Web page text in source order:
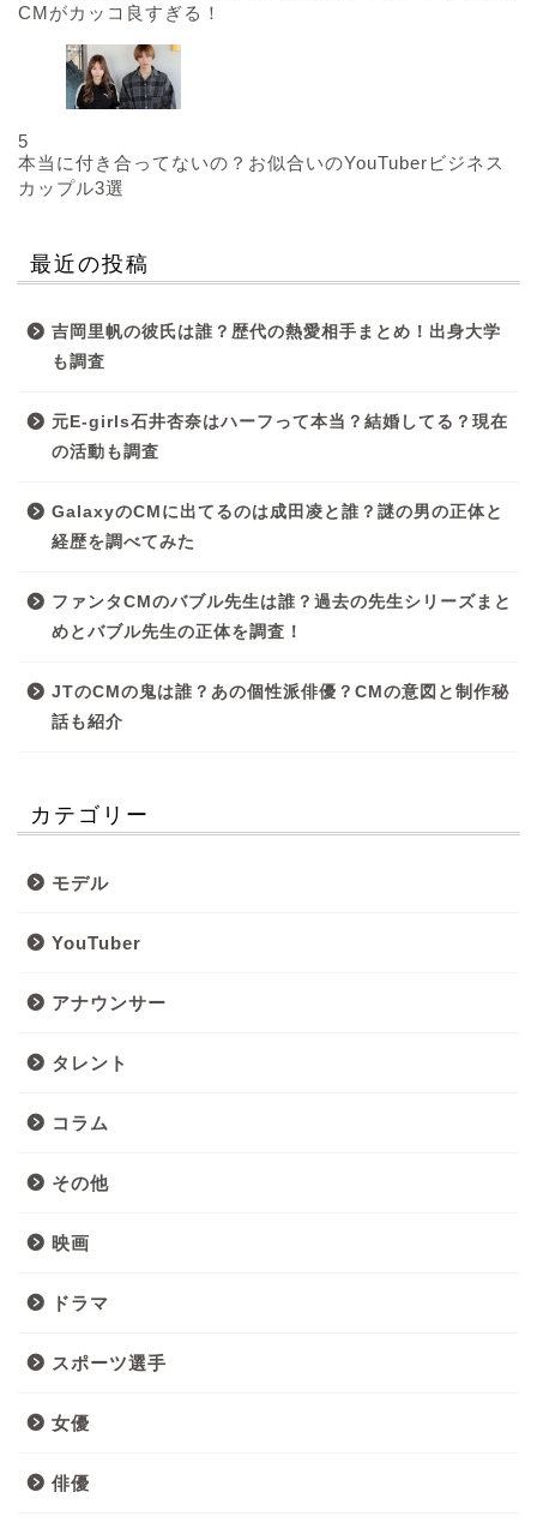
CMがカッコ良すぎる！
5
本当に付き合ってないの？お似合いのYouTuberビジネス
カップル3選
最近の投稿
吉岡里帆の彼氏は誰？歴代の熱愛相手まとめ！出身大学
も調査
元E-girls石井杏奈はハーフって本当？結婚してる？現在
の活動も調査
GalaxyのCMに出てるのは成田凌と誰？謎の男の正体と
経歴を調べてみた
ファンタCMのバブル先生は誰？過去の先生シリーズまと
めとバブル先生の正体を調査！
JTのCMの鬼は誰？あの個性派俳優？CMの意図と制作秘
話も紹介
カテゴリー
モデル
YouTuber
アナウンサー
タレント
コラム
その他
映画
ドラマ
スポーツ選手
女優
俳優